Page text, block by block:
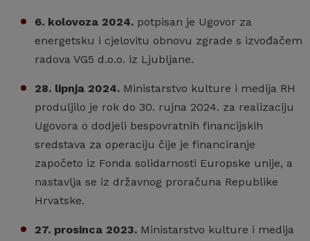
6. kolovoza 2024. potpisan je Ugovor za
energetsku i cjelovitu obnovu zgrade s izvođačem
radova VG5 d.o.o. iz Ljubljane.
28. lipnja 2024. Ministarstvo kulture i medija RH
produljilo je rok do 30. rujna 2024. za realizaciju
Ugovora o dodjeli bespovratnih financijskih
sredstava za operaciju čije je financiranje
započeto iz Fonda solidarnosti Europske unije, a
nastavlja se iz državnog proračuna Republike
Hrvatske.
27. prosinca 2023. Ministarstvo kulture i medija